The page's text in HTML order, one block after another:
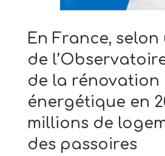
En France,
de
de la rénovation
énergétique en
millions de
des passoires